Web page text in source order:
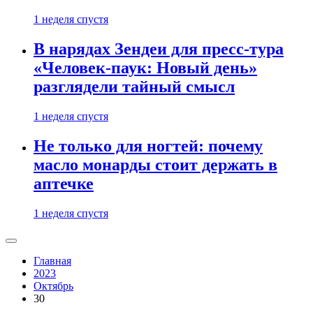
1 неделя спустя
В нарядах Зендеи для пресс-тура
«Человек-паук: Новый день»
разглядели тайный смысл
1 неделя спустя
Не только для ногтей: почему
масло монарды стоит держать в
аптечке
1 неделя спустя
Главная
2023
Октябрь
30